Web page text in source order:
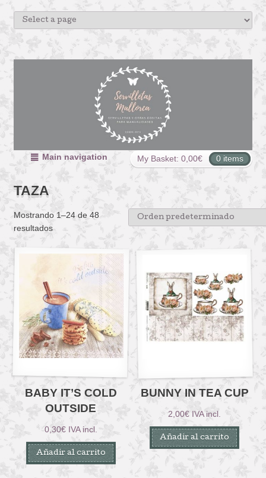
My Basket: 0,00€ 0 items
Main navigation
TAZA
Mostrando 1–24 de 48
resultados
BABY IT’S COLD
OUTSIDE
0,30€ IVA incl.
Añadir al carrito
BUNNY IN TEA CUP
2,00€ IVA incl.
Añadir al carrito